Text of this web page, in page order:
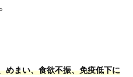
めまい、食欲不振、免疫低下に